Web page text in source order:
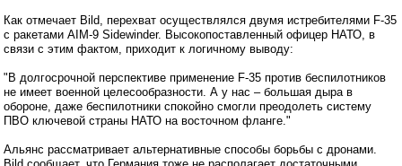
Как отмечает Bild, перехват осуществлялся двумя истребителями F-35
с ракетами AIM-9 Sidewinder. Высокопоставленный офицер НАТО, в
связи с этим фактом, приходит к логичному выводу:
"В долгосрочной перспективе применение F-35 против беспилотников
не имеет военной целесообразности. А у нас – большая дыра в
обороне, даже беспилотники спокойно смогли преодолеть систему
ПВО ключевой страны НАТО на восточном фланге."
Альянс рассматривает альтернативные способы борьбы с дронами.